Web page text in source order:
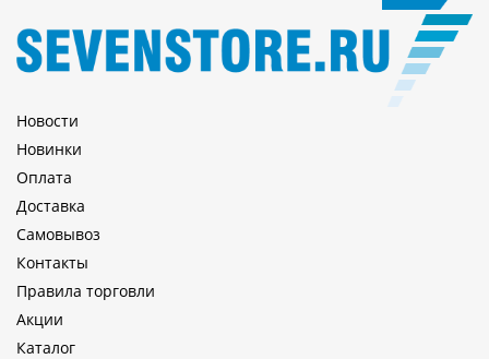
Новости
Новинки
Оплата
Доставка
Самовывоз
Контакты
Правила торговли
Акции
Каталог